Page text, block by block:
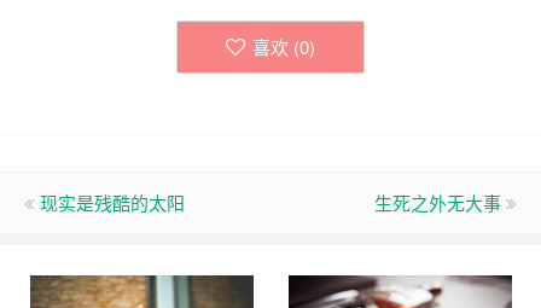
喜欢 (0)
现实是残酷的太阳 生死之外无大事